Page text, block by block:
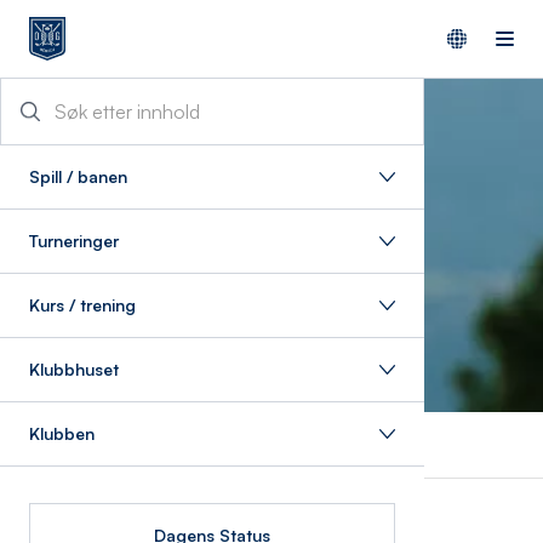
Spill / banen
Turneringer
Kurs / trening
Klubbhuset
Klubben
Dagens Status